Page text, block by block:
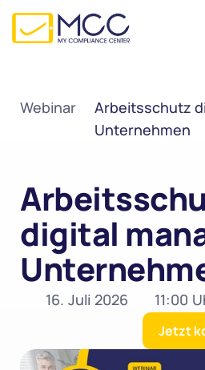
Webinar
Arbeitsschutz
Unternehmen
digital
16. Juli 2026 11:00
Jetzt